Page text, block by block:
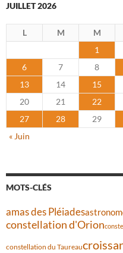
JUILLET 2026
L M M
1
6
7 8
13
14 15
20
21 22
27
28 29
« Juin
MOTS-CLÉS
amas des Pléiades
constellation d'Orion
constellation du Taureau